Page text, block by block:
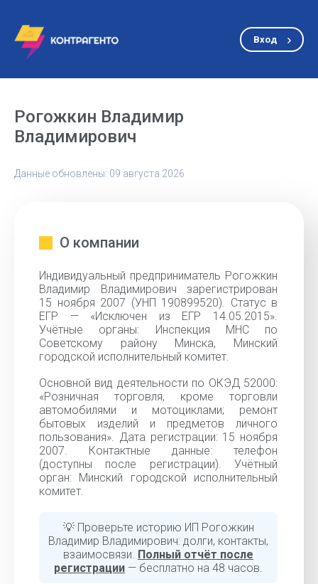
Вход
Рогожкин Владимир
Владимирович
Данные обновлены: 09 августа 2026
О компании
Индивидуальный предприниматель Рогожкин
Владимир Владимирович зарегистрирован
15 ноября 2007 (УНП 190899520). Статус в
ЕГР — «Исключен из ЕГР 14.05.2015».
Учётные органы: Инспекция МНС по
Советскому району Минска, Минский
городской исполнительный комитет.
Основной вид деятельности по ОКЭД 52000:
«Розничная торговля, кроме торговли
автомобилями и мотоциклами; ремонт
бытовых изделий и предметов личного
пользования». Дата регистрации: 15 ноября
2007. Контактные данные: телефон
(доступны после регистрации). Учётный
орган: Минский городской исполнительный
комитет.
💡 Проверьте историю ИП Рогожкин
Владимир Владимирович: долги, контакты,
взаимосвязи. Полный отчёт после
регистрации — бесплатно на 48 часов.